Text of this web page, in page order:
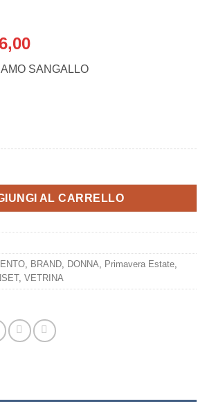
Il
attuale
SANGALLO
AL CARRELLO
, BRAND, DONNA, Primavera Estate,
, VETRINA